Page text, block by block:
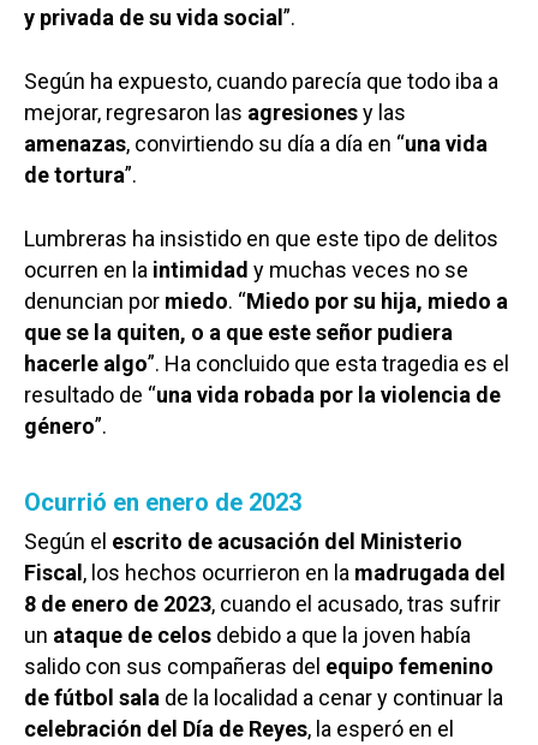
y privada de su vida social”.
Según ha expuesto, cuando parecía que todo iba a
mejorar, regresaron las agresionesy las
amenazas, convirtiendo su día a día en “una vida
de tortura”.
Lumbreras ha insistido en que este tipo de delitos
ocurren en la intimidad y muchas veces no se
denuncian por miedo. “Miedo por su hija, miedo a
que se la quiten, o a que este señor pudiera
hacerle algo”. Ha concluido que esta tragedia es el
resultado de “una vida robada por la violencia de
género”.
Ocurrió en enero de 2023
Según el escrito de acusación del Ministerio
Fiscal, los hechos ocurrieron en la madrugada del
8 de enero de 2023, cuando el acusado, tras sufrir
un ataque de celos debido a que la joven había
salido con sus compañeras del equipo femenino
de fútbol sala de la localidad a cenar y continuar la
celebración del Día de Reyes, la esperó en el